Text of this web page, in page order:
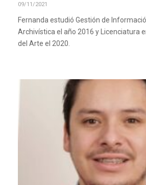
09/11/2021
Fernanda estudió Gestión de
Archivística el año 2016 y Licenciatura
del Arte el 2020.